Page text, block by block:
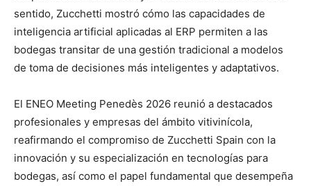
sentido, Zucchetti mostró cómo las capacidades de
inteligencia artificial aplicadas al ERP permiten a las
bodegas transitar de una gestión tradicional a modelos
de toma de decisiones más inteligentes y adaptativos.
El ENEO Meeting Penedès 2026 reunió a destacados
profesionales y empresas del ámbito vitivinícola,
reafirmando el compromiso de Zucchetti Spain con la
innovación y su especialización en tecnologías para
bodegas, así como el papel fundamental que desempeña